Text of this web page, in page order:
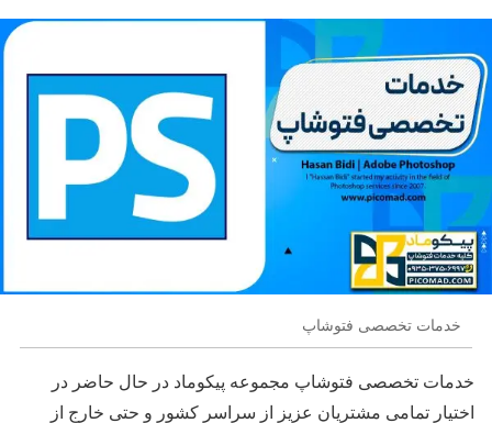
خدمات تخصصی فتوشاپ
خدمات تخصصی فتوشاپ مجموعه پیکوماد در حال حاضر در
اختیار تمامی مشتریان عزیز از سراسر کشور و حتی خارج از